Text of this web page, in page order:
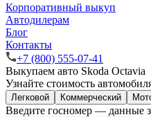
Корпоративный выкуп
Автодилерам
Блог
Контакты
+7 (800) 555-07-41
Выкупаем авто Skoda Octavia
Узнайте стоимость
Легковой Коммерческий
Введите госномер — данные